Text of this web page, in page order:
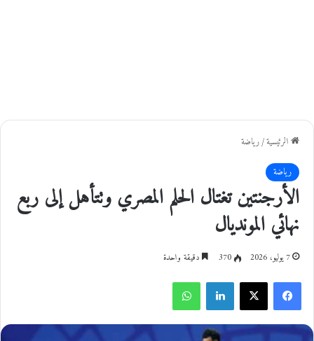
الرئيسية/رياضة
رياضة
الأرجنتين تغتال الحلم المصري وتتأهل إلى ربع
نهائي المونديال
7 يوليو، 2026 370 دقيقة واحدة
فيسبوك